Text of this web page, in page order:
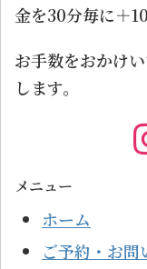
金を30分毎に＋
お手数をおかけ
します。
メニュー
ホーム
ご予約・お問